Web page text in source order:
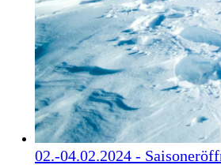
02.-04.02.2024 -